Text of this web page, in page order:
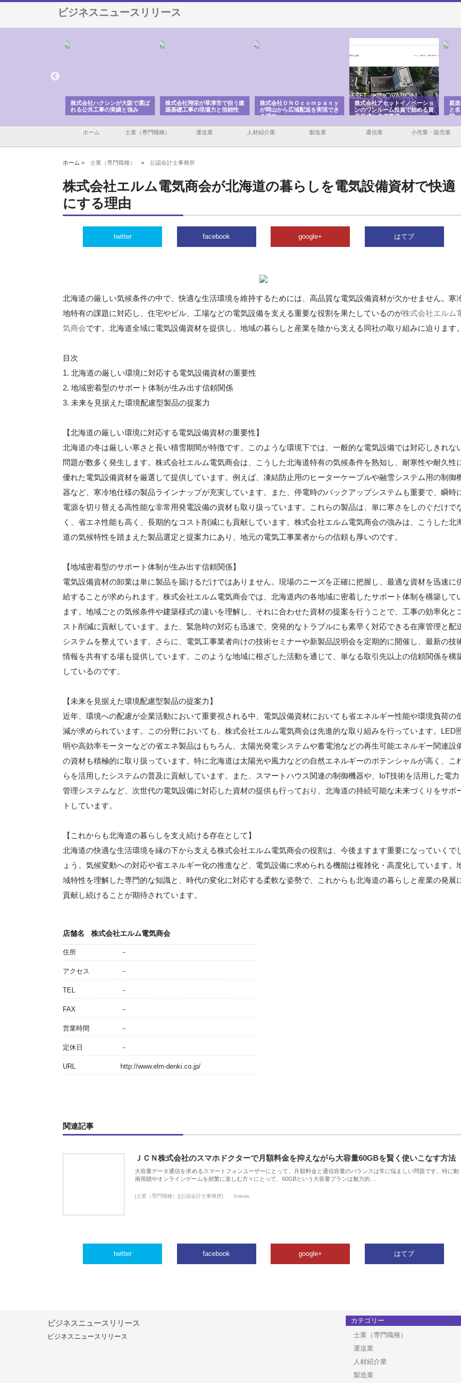
ビジネスニュースリリース
株式会社翔栄が草津市で担う建
築基礎工事の現場力と信頼性
株式会社ＯＮＯｃｏｍｐａｎｙ
が岡山から広域配送を実現でき
る理由
株式会社アセットイノベーショ
ンのワンルーム投資で始める資
産形成と老後準備
庭楽株式会社が知多半島と三河
と名古屋で叶える理想の外構空
間
株
で
ホーム 士業（専門職種） 運送業 人材紹介業 製造業 通信業 小売業・販売業
ホーム > 士業（専門職種） > 公認会計士事務所
株式会社エルム電気商会が北海道の暮らしを電気設備資材で快適
にする理由
twitter facebook google+ はてブ
北海道の厳しい気候条件の中で、快適な生活環境を維持するためには、高品質な電気設備資材が欠かせません。寒
地特有の課題に対応し、住宅やビル、工場などの電気設備を支える重要な役割を果たしているのが株式会社エルム
気商会です。北海道全域に電気設備資材を提供し、地域の暮らしと産業を陰から支える同社の取り組みに迫ります。
目次
1. 北海道の厳しい環境に対応する電気設備資材の重要性
2. 地域密着型のサポート体制が生み出す信頼関係
3. 未来を見据えた環境配慮型製品の提案力
【北海道の厳しい環境に対応する電気設備資材の重要性】
北海道の冬は厳しい寒さと長い積雪期間が特徴です。このような環境下では、一般的な電気設備では対応しきれな
問題が数多く発生します。株式会社エルム電気商会は、こうした北海道特有の気候条件を熟知し、耐寒性や耐久性
優れた電気設備資材を厳選して提供しています。例えば、凍結防止用のヒーターケーブルや融雪システム用の制御
器など、寒冷地仕様の製品ラインナップが充実しています。また、停電時のバックアップシステムも重要で、瞬時
電源を切り替える高性能な非常用発電設備の資材も取り扱っています。これらの製品は、単に寒さをしのぐだけで
く、省エネ性能も高く、長期的なコスト削減にも貢献しています。株式会社エルム電気商会の強みは、こうした北
道の気候特性を踏まえた製品選定と提案力にあり、地元の電気工事業者からの信頼も厚いのです。
【地域密着型のサポート体制が生み出す信頼関係】
電気設備資材の卸業は単に製品を届けるだけではありません。現場のニーズを正確に把握し、最適な資材を迅速に
給することが求められます。株式会社エルム電気商会では、北海道内の各地域に密着したサポート体制を構築して
ます。地域ごとの気候条件や建築様式の違いを理解し、それに合わせた資材の提案を行うことで、工事の効率化と
スト削減に貢献しています。また、緊急時の対応も迅速で、突発的なトラブルにも素早く対応できる在庫管理と配
システムを整えています。さらに、電気工事業者向けの技術セミナーや新製品説明会を定期的に開催し、最新の技
情報を共有する場も提供しています。このような地域に根ざした活動を通じて、単なる取引先以上の信頼関係を構
しているのです。
【未来を見据えた環境配慮型製品の提案力】
近年、環境への配慮が企業活動において重要視される中、電気設備資材においても省エネルギー性能や環境負荷の
減が求められています。この分野においても、株式会社エルム電気商会は先進的な取り組みを行っています。LED
明や高効率モーターなどの省エネ製品はもちろん、太陽光発電システムや蓄電池などの再生可能エネルギー関連設
の資材も積極的に取り扱っています。特に北海道は太陽光や風力などの自然エネルギーのポテンシャルが高く、こ
らを活用したシステムの普及に貢献しています。また、スマートハウス関連の制御機器や、IoT技術を活用した電力
管理システムなど、次世代の電気設備に対応した資材の提供も行っており、北海道の持続可能な未来づくりをサポ
トしています。
【これからも北海道の暮らしを支え続ける存在として】
北海道の快適な生活環境を縁の下から支える株式会社エルム電気商会の役割は、今後ますます重要になっていくで
ょう。気候変動への対応や省エネルギー化の推進など、電気設備に求められる機能は複雑化・高度化しています。
域特性を理解した専門的な知識と、時代の変化に対応する柔軟な姿勢で、これからも北海道の暮らしと産業の発展
貢献し続けることが期待されています。
店舗名 株式会社エルム電気商会
住所 －
アクセス －
TEL －
FAX －
営業時間 －
定休日 －
URL http://www.elm-denki.co.jp/
関連記事
ＪＣＮ株式会社のスマホドクターで月額料金を抑えながら大容量60GBを賢く使いこなす方法
大容量データ通信を求めるスマートフォンユーザーにとって、月額料金と通信容量のバランスは常に悩ましい問題です。特に動
画視聴やオンラインゲームを頻繁に楽しむ方々にとって、60GBという大容量プランは魅力的…
[士業（専門職種）][公認会計士事務所] 0views
twitter facebook google+ はてブ
ビジネスニュースリリース
ビジネスニュースリリース
カテゴリー
士業（専門職種）
運送業
人材紹介業
製造業